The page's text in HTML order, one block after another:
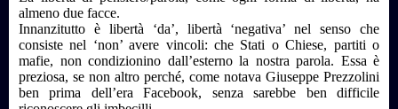
almeno due facce.
Innanzitutto è libertà ‘da’, libertà ‘negativa’ nel senso che
consiste nel ‘non’ avere vincoli: che Stati o Chiese, partiti o
mafie, non condizionino dall’esterno la nostra parola. Essa è
preziosa, se non altro perché, come notava Giuseppe Prezzolini
ben prima dell’era Facebook, senza sarebbe ben difficile